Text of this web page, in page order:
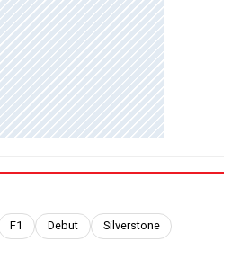
F1 Debut Silverstone